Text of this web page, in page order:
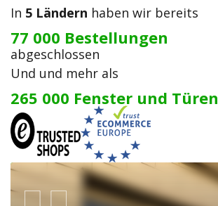
In 5 Ländern haben wir bereits
77 000 Bestellungen
abgeschlossen
Und und mehr als
265 000 Fenster und Türen